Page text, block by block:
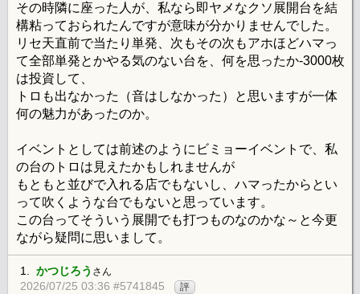
その時隣に座った人が、私なら即ヤメなクソ展開台を結
構粘っておられたんですが意味が分かりませんでした。
リセ天直前で当たり単発、次もその次もアホほどハマっ
て全部単発とかやる気のない台を、何を思ったか-3000枚
は投資して、
トロも出なかった（音はしなかった）と思いますが一体
何の魅力があったのか。
イベントとしては前述のようにビミョーイベントで、私
の台のトロは見えたかもしれませんが
もともと並びで入れる店でもないし、ハマったからとい
って吹くような台でもないと思っています。
この台ってそういう展開でも打つものなのかな～と今更
ながら疑問に思いまして。
1. かつじろう さん
2026/07/25 03:36 #5741845 評